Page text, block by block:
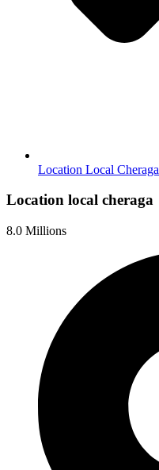
Location Local Cheraga
Location local cheraga
8.0 Millions